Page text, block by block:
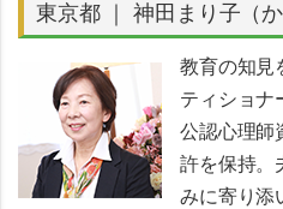
東京都 ｜ 神田まり子（か
教育の知見
ティショナ
公認心理師
許を保持。
みに寄り添